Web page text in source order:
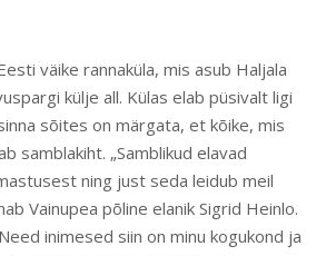
väike rannaküla, mis asub Haljala
külje all. Külas elab püsivalt ligi
sõites on märgata, et kõike, mis
samblakiht. „Samblikud elavad
ning just seda leidub meil
Vainupea põline elanik Sigrid Heinlo.
inimesed siin on minu kogukond ja